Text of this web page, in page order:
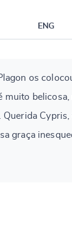
ENG
os
muito
Cypris,
graça